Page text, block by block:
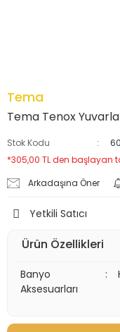
Tema
Tema Tenox
Stok Kodu
*305,00 TL den başlayan
Arkadaşına Öner
Yetkili Satıcı
Ürün Özellikleri
Banyo
Aksesuarları
: